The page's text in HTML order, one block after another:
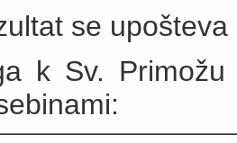
se
k Sv.